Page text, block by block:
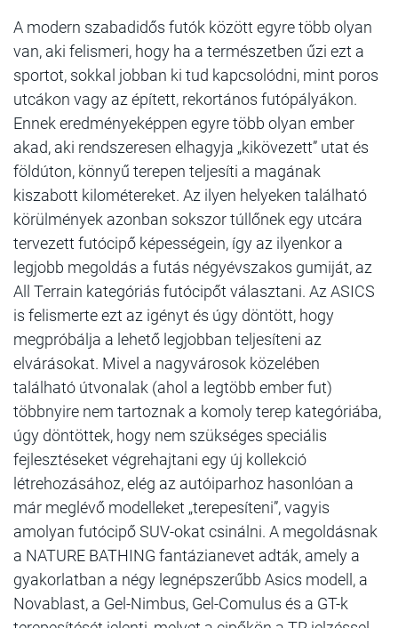
A modern szabadidős futók között egyre több olyan
van, aki felismeri, hogy ha a természetben űzi ezt a
sportot, sokkal jobban ki tud kapcsolódni, mint poros
utcákon vagy az épített, rekortános futópályákon.
Ennek eredményeképpen egyre több olyan ember
akad, aki rendszeresen elhagyja „kikövezett” utat és
földúton, könnyű terepen teljesíti a magának
kiszabott kilométereket. Az ilyen helyeken található
körülmények azonban sokszor túllőnek egy utcára
tervezett futócipő képességein, így az ilyenkor a
legjobb megoldás a futás négyévszakos gumiját, az
All Terrain kategóriás futócipőt választani. Az ASICS
is felismerte ezt az igényt és úgy döntött, hogy
megpróbálja a lehető legjobban teljesíteni az
elvárásokat. Mivel a nagyvárosok közelében
található útvonalak (ahol a legtöbb ember fut)
többnyire nem tartoznak a komoly terep kategóriába,
úgy döntöttek, hogy nem szükséges speciális
fejlesztéseket végrehajtani egy új kollekció
létrehozásához, elég az autóiparhoz hasonlóan a
már meglévő modelleket „terepesíteni”, vagyis
amolyan futócipő SUV-okat csinálni. A megoldásnak
a NATURE BATHING fantázianevet adták, amely a
gyakorlatban a négy legnépszerűbb Asics modell, a
Novablast, a Gel-Nimbus, Gel-Comulus és a GT-k